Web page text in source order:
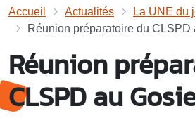
Accueil Actualités
La UNE du
Réunion préparatoire du CLSPD
Réunion
CLSPD au